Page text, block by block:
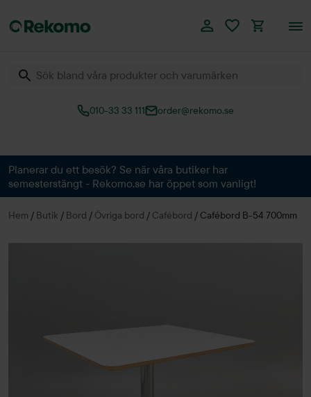
010-33 33 111 order@rekomo.se
Planerar du ett besök? Se när våra butiker har
semesterstängt - Rekomo.se har öppet som vanligt!
Hem / Butik / Bord / Övriga bord / Cafébord / Cafébord B-54 700mm